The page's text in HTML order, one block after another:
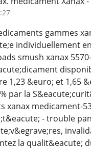
gammes
individuellement
smush xanax
1,23 &euro; et 1,65
par la
xanax medicament-
- trouble
la qualit&eacute;